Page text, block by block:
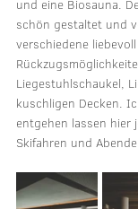
und eine Biosauna.
schön gestaltet und
verschiedene
Liegestuhlschaukel,
kuschligen Decken.
entgehen lassen hier
Skifahren und